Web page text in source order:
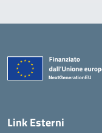
Link Esterni